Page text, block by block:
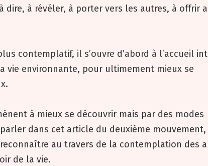
dire, à révéler, à porter vers les autres, à offrir
contemplatif, il s’ouvre d’abord à l’accueil
vie environnante, pour ultimement mieux se
à mieux se découvrir mais par des modes
dans cet article du deuxième
au travers de la contemplation des
de la vie.